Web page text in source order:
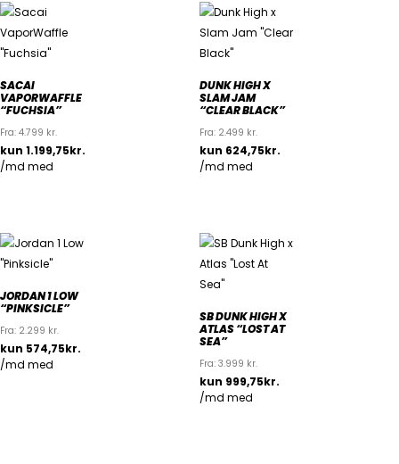
SACAI
VAPORWAFFLE
“FUCHSIA”
Fra: 4.799 kr.
DUNK HIGH X
SLAM JAM
“CLEAR BLACK”
Fra: 2.499 kr.
JORDAN 1 LOW
“PINKSICLE”
Fra: 2.299 kr.
SB DUNK HIGH X
ATLAS “LOST AT
SEA”
Fra: 3.999 kr.